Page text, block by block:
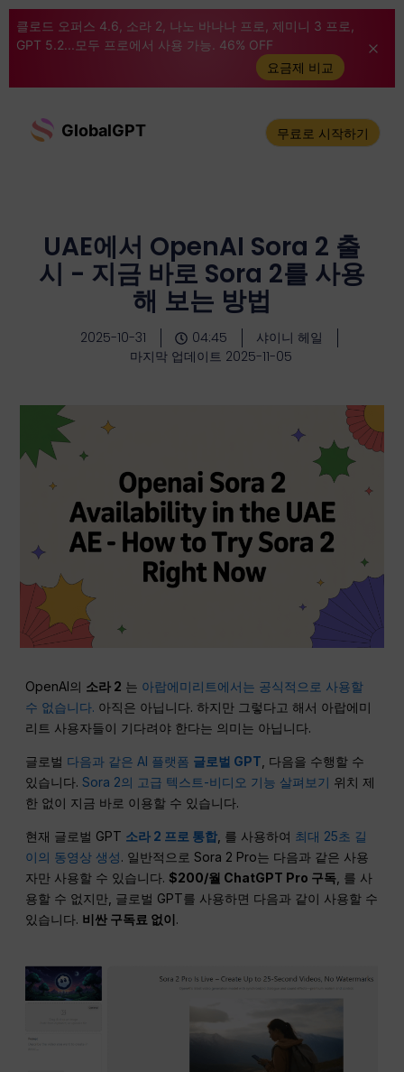
클로드 오퍼스 4.6, 소라 2, 나노 바나나 프로, 제미니 3 프로,
GPT 5.2...모두 프로에서 사용 가능. 46% OFF
요금제 비교
GlobalGPT 무료로 시작하기
UAE에서 OpenAI Sora 2 출
시 - 지금 바로 Sora 2를 사용
해 보는 방법
2025-10-31 04:45
샤이니 헤일
마지막 업데이트 2025-11-05
OpenAI의 소라 2 는 아랍에미리트에서는 공식적으로 사용할
수 없습니다. 아직은 아닙니다. 하지만 그렇다고 해서 아랍에미
리트 사용자들이 기다려야 한다는 의미는 아닙니다.
글로벌 다음과 같은 AI 플랫폼 글로벌 GPT , 다음을 수행할 수
있습니다.Sora 2의 고급 텍스트-비디오 기능 살펴보기 위치 제
한 없이 지금 바로 이용할 수 있습니다.
현재 글로벌 GPT 소라 2 프로 통합, 를 사용하여 최대 25초 길
이의 동영상 생성. 일반적으로 Sora 2 Pro는 다음과 같은 사용
자만 사용할 수 있습니다.$200/월 ChatGPT Pro 구독, 를 사
용할 수 없지만, 글로벌 GPT를 사용하면 다음과 같이 사용할 수
있습니다. 비싼 구독료 없이 .